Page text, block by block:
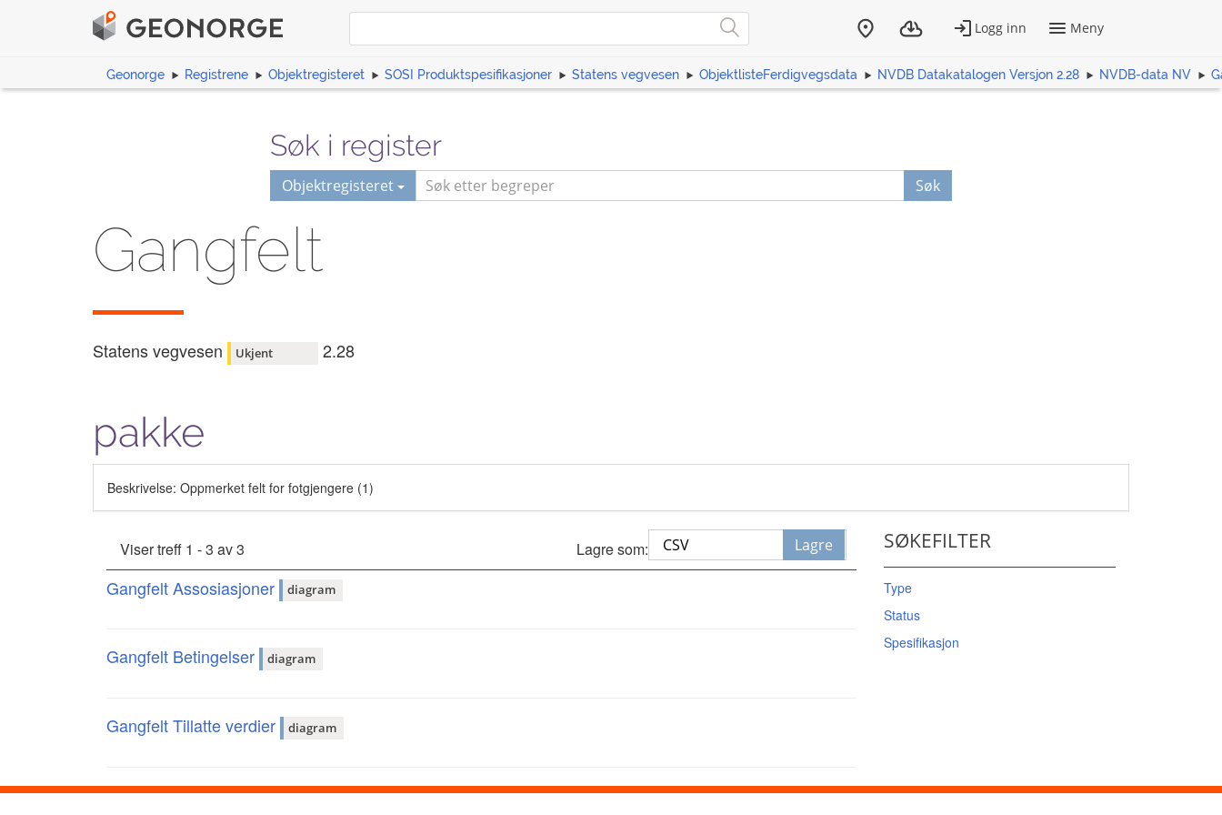
Geonorge Registrene Objektregisteret SOSI Produktspesifikasjoner Statens vegvesen ObjektlisteFerdigvegsdata NVDB Datakatalogen Versjon 2.28 NVDB-data NV
Søk i register
Objektregisteret Søk
Gangfelt
Statens vegvesen Ukjent 2.28
pakke
Beskrivelse: Oppmerket felt for fotgjengere (1)
Viser treff 1 - 3 av 3 Lagre som: Lagre
Gangfelt Assosiasjoner diagram
Gangfelt Betingelser diagram
Gangfelt Tillatte verdier diagram
SØKEFILTER
Type
Status
Spesifikasjon